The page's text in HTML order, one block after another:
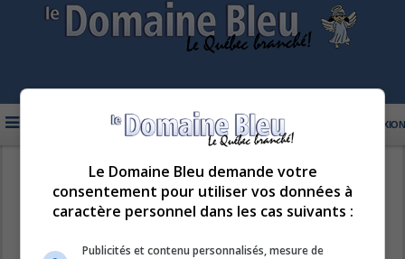
CONNEXION
INSCRIPTION
LE DOMAINE BLEULe Domaine Bleu demande votre
consentement pour utiliser vos données à
caractère personnel dans les cas suivants :
Publicités et contenu personnalisés, mesure de